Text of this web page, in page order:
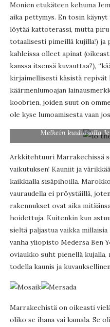
Monien etukäteen kehuma
aika pettymys. En tosin
löytää kattoterassi, mutta piru
totaalisesti pimeillä kujilla!) ja
kahleissa olleet apinat
kanssa itsensä kuvauttaa?),
kirjaimellisesti käsistä repivät
käärmenlumoajan
koobrien, joiden suut on
ole kyse lumoamisesta vaan
Melkein kuuluisalla
Arkkitehtuuri Marrakechissä
vaikutuksen! Kauniit ja
kaikkialla sisäpihoilla.
vauraudella ei pröystäillä,
rakennukset ovat aika
hoidettuja. Kuitenkin kun
sieltä paljastua vaikka millaisia
vanha yliopisto Medersa Ben
oviaukko suht pienellä
todella kaunis ja
Marrakechistä on oikeasti
oliko se ihana vai kamala. Se